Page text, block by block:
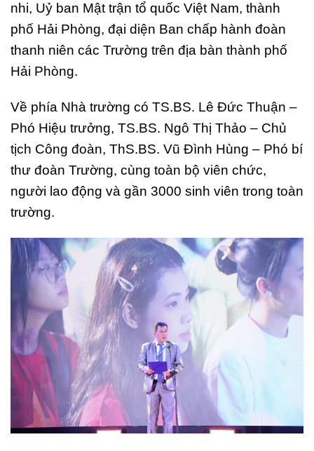
nhi, Uỷ ban Mật trận tổ quốc Việt Nam, thành
phố Hải Phòng, đại diện Ban chấp hành đoàn
thanh niên các Trường trên địa bàn thành phố
Hải Phòng.
Về phía Nhà trường có TS.BS. Lê Đức Thuận –
Phó Hiệu trưởng, TS.BS. Ngô Thị Thảo – Chủ
tịch Công đoàn, ThS.BS. Vũ Đình Hùng – Phó bí
thư đoàn Trường, cùng toàn bộ viên chức,
người lao động và gần 3000 sinh viên trong toàn
trường.